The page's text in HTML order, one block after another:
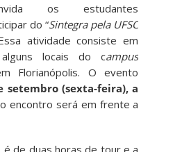
os estudantes
do “Sintegra pela UFSC
atividade consiste em
locais do campus
Florianópolis. O evento
setembro (sexta-feira), a
encontro será em frente a
de duas horas de tour e a